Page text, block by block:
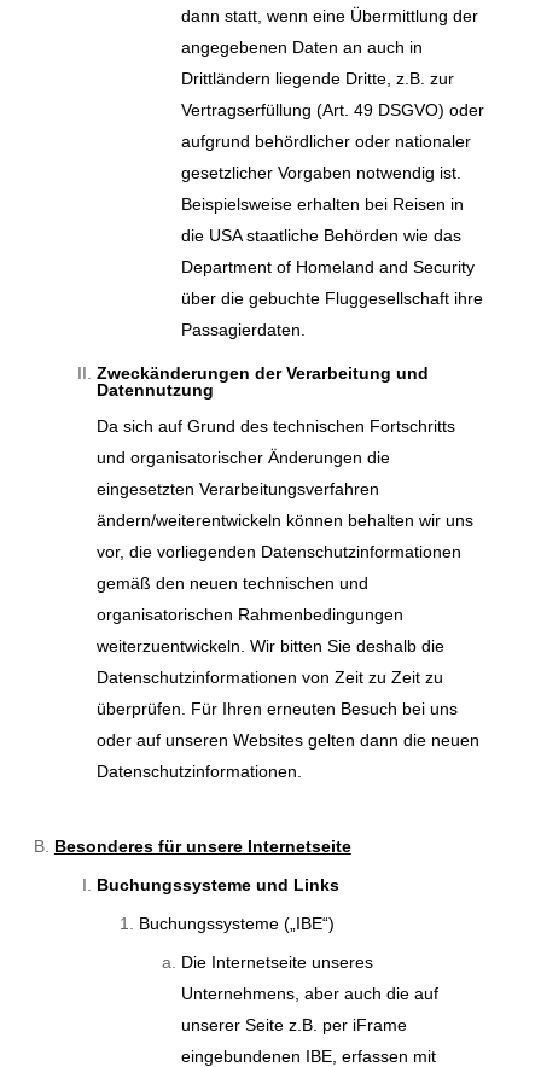
dann statt, wenn eine Übermittlung der
angegebenen Daten an auch in
Drittländern liegende Dritte, z.B. zur
Vertragserfüllung (Art. 49 DSGVO) oder
aufgrund behördlicher oder nationaler
gesetzlicher Vorgaben notwendig ist.
Beispielsweise erhalten bei Reisen in
die USA staatliche Behörden wie das
Department of Homeland and Security
über die gebuchte Fluggesellschaft ihre
Passagierdaten.
Zweckänderungen der Verarbeitung und
Datennutzung
Da sich auf Grund des technischen Fortschritts
und organisatorischer Änderungen die
eingesetzten Verarbeitungsverfahren
ändern/weiterentwickeln können behalten wir uns
vor, die vorliegenden Datenschutzinformationen
gemäß den neuen technischen und
organisatorischen Rahmenbedingungen
weiterzuentwickeln. Wir bitten Sie deshalb die
Datenschutzinformationen von Zeit zu Zeit zu
überprüfen. Für Ihren erneuten Besuch bei uns
oder auf unseren Websites gelten dann die neuen
Datenschutzinformationen.
Besonderes für unsere Internetseite
Buchungssysteme und Links
Buchungssysteme („IBE“)
Die Internetseite unseres
Unternehmens, aber auch die auf
unserer Seite z.B. per iFrame
eingebundenen IBE, erfassen mit